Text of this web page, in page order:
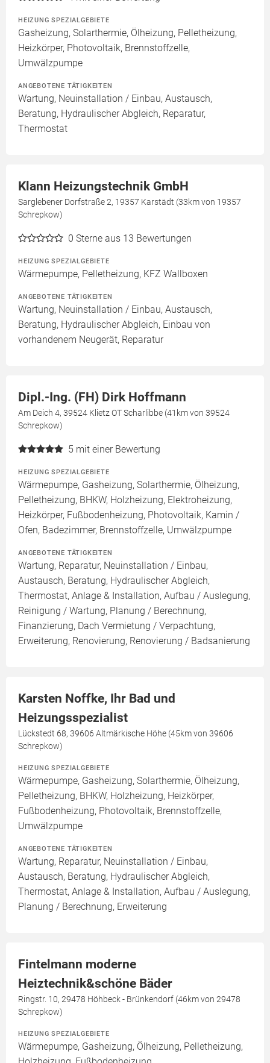
HEIZUNG SPEZIALGEBIETE
Gasheizung, Solarthermie, Ölheizung, Pelletheizung,
Heizkörper, Photovoltaik, Brennstoffzelle,
Umwälzpumpe
ANGEBOTENE TÄTIGKEITEN
Wartung, Neuinstallation / Einbau, Austausch,
Beratung, Hydraulischer Abgleich, Reparatur,
Thermostat
Klann Heizungstechnik GmbH
Sarglebener Dorfstraße 2, 19357 Karstädt (33km von 19357
Schrepkow)
0 Sterne aus 13 Bewertungen
HEIZUNG SPEZIALGEBIETE
Wärmepumpe, Pelletheizung, KFZ Wallboxen
ANGEBOTENE TÄTIGKEITEN
Wartung, Neuinstallation / Einbau, Austausch,
Beratung, Hydraulischer Abgleich, Einbau von
vorhandenem Neugerät, Reparatur
Dipl.-Ing. (FH) Dirk Hoffmann
Am Deich 4, 39524 Klietz OT Scharlibbe (41km von 39524
Schrepkow)
5 mit einer Bewertung
HEIZUNG SPEZIALGEBIETE
Wärmepumpe, Gasheizung, Solarthermie, Ölheizung,
Pelletheizung, BHKW, Holzheizung, Elektroheizung,
Heizkörper, Fußbodenheizung, Photovoltaik, Kamin /
Ofen, Badezimmer, Brennstoffzelle, Umwälzpumpe
ANGEBOTENE TÄTIGKEITEN
Wartung, Reparatur, Neuinstallation / Einbau,
Austausch, Beratung, Hydraulischer Abgleich,
Thermostat, Anlage & Installation, Aufbau / Auslegung,
Reinigung / Wartung, Planung / Berechnung,
Finanzierung, Dach Vermietung / Verpachtung,
Erweiterung, Renovierung, Renovierung / Badsanierung
Karsten Noffke, Ihr Bad und
Heizungsspezialist
Lückstedt 68, 39606 Altmärkische Höhe (45km von 39606
Schrepkow)
HEIZUNG SPEZIALGEBIETE
Wärmepumpe, Gasheizung, Solarthermie, Ölheizung,
Pelletheizung, BHKW, Holzheizung, Heizkörper,
Fußbodenheizung, Photovoltaik, Brennstoffzelle,
Umwälzpumpe
ANGEBOTENE TÄTIGKEITEN
Wartung, Reparatur, Neuinstallation / Einbau,
Austausch, Beratung, Hydraulischer Abgleich,
Thermostat, Anlage & Installation, Aufbau / Auslegung,
Planung / Berechnung, Erweiterung
Fintelmann moderne
Heiztechnik&schöne Bäder
Ringstr. 10, 29478 Höhbeck - Brünkendorf (46km von 29478
Schrepkow)
HEIZUNG SPEZIALGEBIETE
Wärmepumpe, Gasheizung, Ölheizung, Pelletheizung,